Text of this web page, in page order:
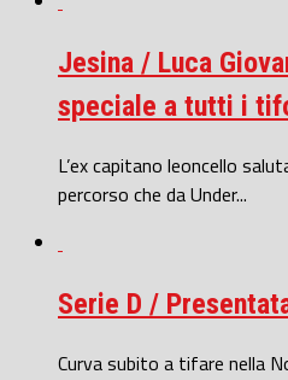
Jesina / Luca
speciale a tutti i
L’ex capitano leoncello
percorso che da Under...
Serie D /
Curva subito a tifare nella